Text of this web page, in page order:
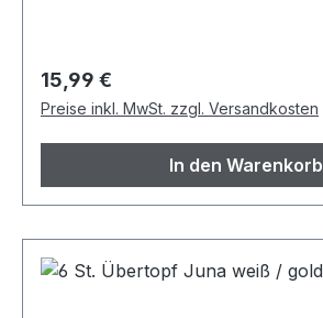
Regulärer Preis:
15,99 €
Preise inkl. MwSt. zzgl. Versandkosten
In den Warenkorb